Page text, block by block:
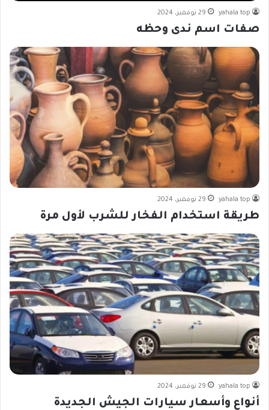
yahala top 29 نوفمبر، 2024
صفات اسم ندى وحظه
yahala top 29 نوفمبر، 2024
طريقة استخدام الفخار للشرب لأول مرة
yahala top 29 نوفمبر، 2024
أنواع وأسعار سيارات الجيش الجديدة